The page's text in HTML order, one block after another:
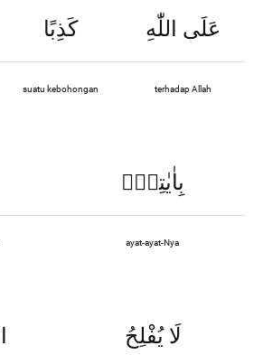
كَذِبًا عَلَى اللّٰهِ
suatu kebohongan terhadap Allah
بِاٰيٰتِهٖۗ
ayat-ayat-Nya
لَا يُفْلِحُ